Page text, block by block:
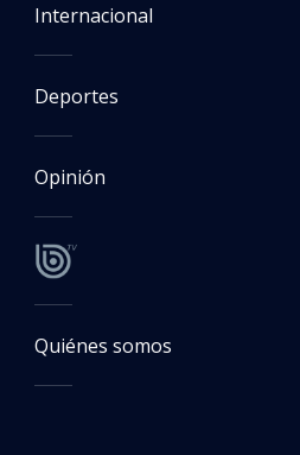
Internacional
Deportes
Opinión
Quiénes somos